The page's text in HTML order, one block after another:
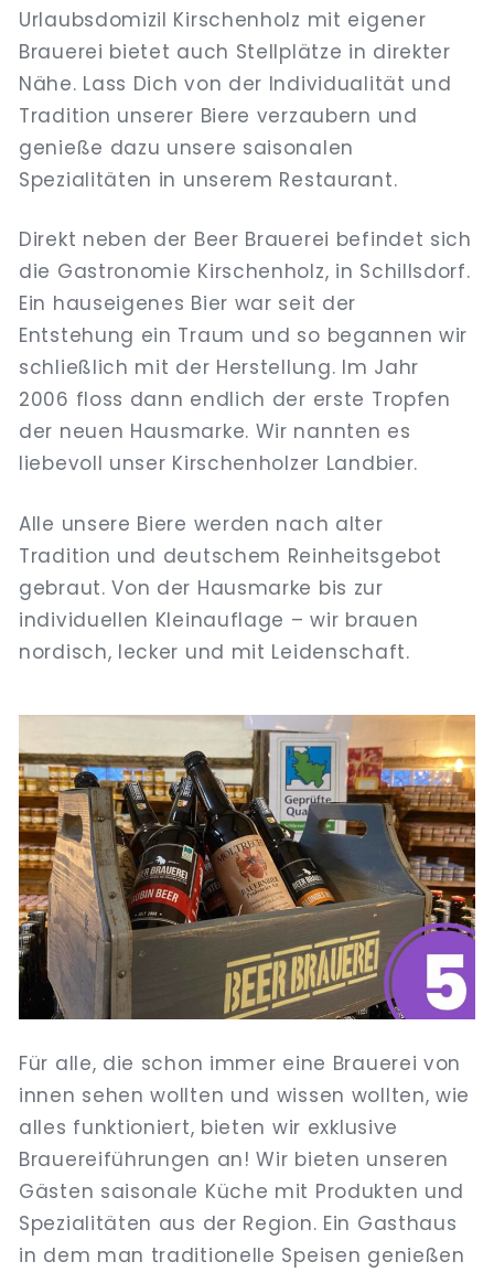
Urlaubsdomizil Kirschenholz mit eigener
Brauerei bietet auch Stellplätze in direkter
Nähe. Lass Dich von der Individualität und
Tradition unserer Biere verzaubern und
genieße dazu unsere saisonalen
Spezialitäten in unserem Restaurant.
Direkt neben der Beer Brauerei befindet sich
die Gastronomie Kirschenholz, in Schillsdorf.
Ein hauseigenes Bier war seit der
Entstehung ein Traum und so begannen wir
schließlich mit der Herstellung. Im Jahr
2006 floss dann endlich der erste Tropfen
der neuen Hausmarke. Wir nannten es
liebevoll unser Kirschenholzer Landbier.
Alle unsere Biere werden nach alter
Tradition und deutschem Reinheitsgebot
gebraut. Von der Hausmarke bis zur
individuellen Kleinauflage – wir brauen
nordisch, lecker und mit Leidenschaft.
Für alle, die schon immer eine Brauerei von
innen sehen wollten und wissen wollten, wie
alles funktioniert, bieten wir exklusive
Brauereiführungen an! Wir bieten unseren
Gästen saisonale Küche mit Produkten und
Spezialitäten aus der Region. Ein Gasthaus
in dem man traditionelle Speisen genießen